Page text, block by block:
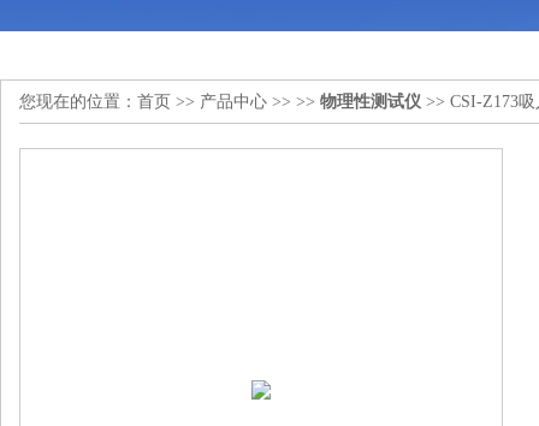
您现在的位置： 首页 >> 产品中心 >> >> 物理性测试仪 >> CSI-Z173